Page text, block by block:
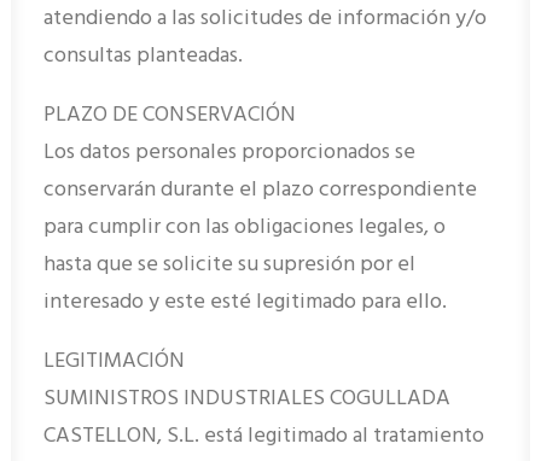
atendiendo a las solicitudes de información y/o
consultas planteadas.
PLAZO DE CONSERVACIÓN
Los datos personales proporcionados se
conservarán durante el plazo correspondiente
para cumplir con las obligaciones legales, o
hasta que se solicite su supresión por el
interesado y este esté legitimado para ello.
LEGITIMACIÓN
SUMINISTROS INDUSTRIALES COGULLADA
CASTELLON, S.L. está legitimado al tratamiento